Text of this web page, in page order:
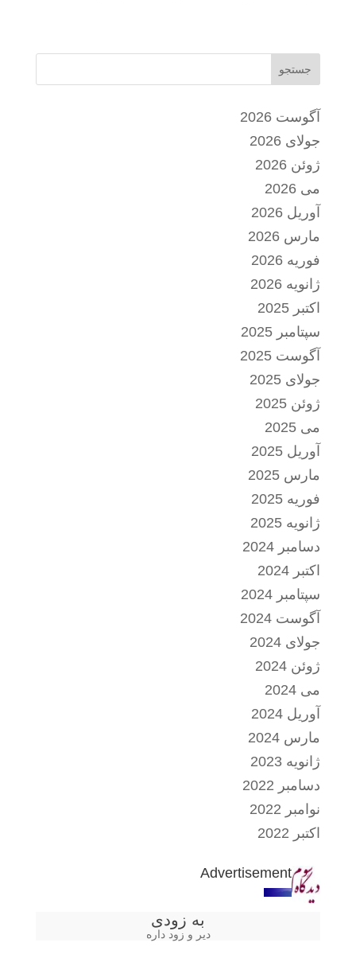
جستجو
آگوست 2026
جولای 2026
ژوئن 2026
می 2026
آوریل 2026
مارس 2026
فوریه 2026
ژانویه 2026
اکتبر 2025
سپتامبر 2025
آگوست 2025
جولای 2025
ژوئن 2025
می 2025
آوریل 2025
مارس 2025
فوریه 2025
ژانویه 2025
دسامبر 2024
اکتبر 2024
سپتامبر 2024
آگوست 2024
جولای 2024
ژوئن 2024
می 2024
آوریل 2024
مارس 2024
ژانویه 2023
دسامبر 2022
نوامبر 2022
اکتبر 2022
Advertisement
به زودی
دیر و زود داره